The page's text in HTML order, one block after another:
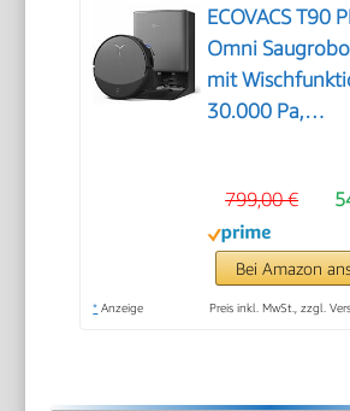
ECOVACS T90
Omni
mit
30.000 Pa,
799,00 €
Bei Amazon
* Anzeige Preis inkl. MwSt., zzgl.